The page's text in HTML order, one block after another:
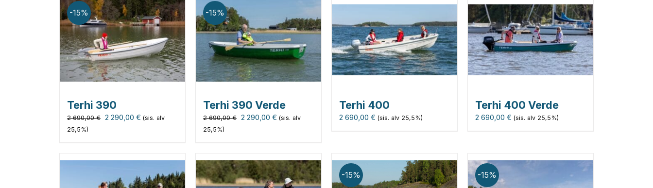
-15%
Terhi 390
2 690,00€ Alkuperäinen
2 290,00 €Nykyinen
(sis. alv
25,5%)
-15%
Terhi 390 Verde
2 690,00€ Alkuperäinen
690,00 €.
2 290,00 €Nykyinen
290,00 €.
(sis. alv
25,5%)
Terhi 400
2 690,00 € (sis. alv 25,5%)
Terhi 400 Verde
2 690,00 € (sis. alv 25,5%)
-15% -15%